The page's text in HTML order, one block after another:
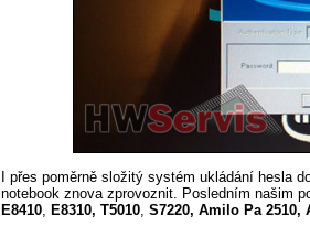
I přes poměrně složitý systém ukládání hesla
notebook znova zprovoznit. Posledním našim
E8410 E8310, T5010 S7220, Amilo Pa 2510,